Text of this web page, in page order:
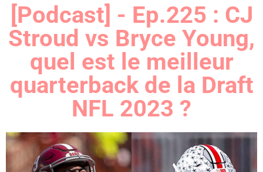
[Podcast] - Ep.225 : CJ
Stroud vs Bryce Young,
quel est le meilleur
quarterback de la Draft
NFL 2023 ?